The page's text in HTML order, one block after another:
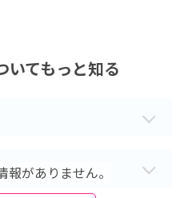
いてもっと知る
報がありません。